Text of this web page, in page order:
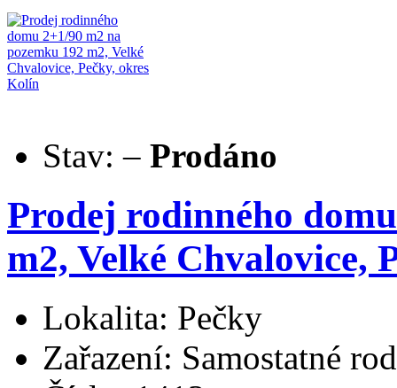
Stav: – Prodáno
Prodej rodinného
m2, Velké Chvalovice,
Lokalita: Pečky
Zařazení: Samostatné